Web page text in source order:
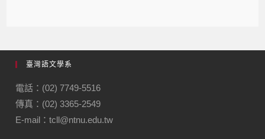
臺灣語文學系
電話：(02) 7749-5516
傳真：(02) 3365-2549
E-mail：tcll@ntnu.edu.tw